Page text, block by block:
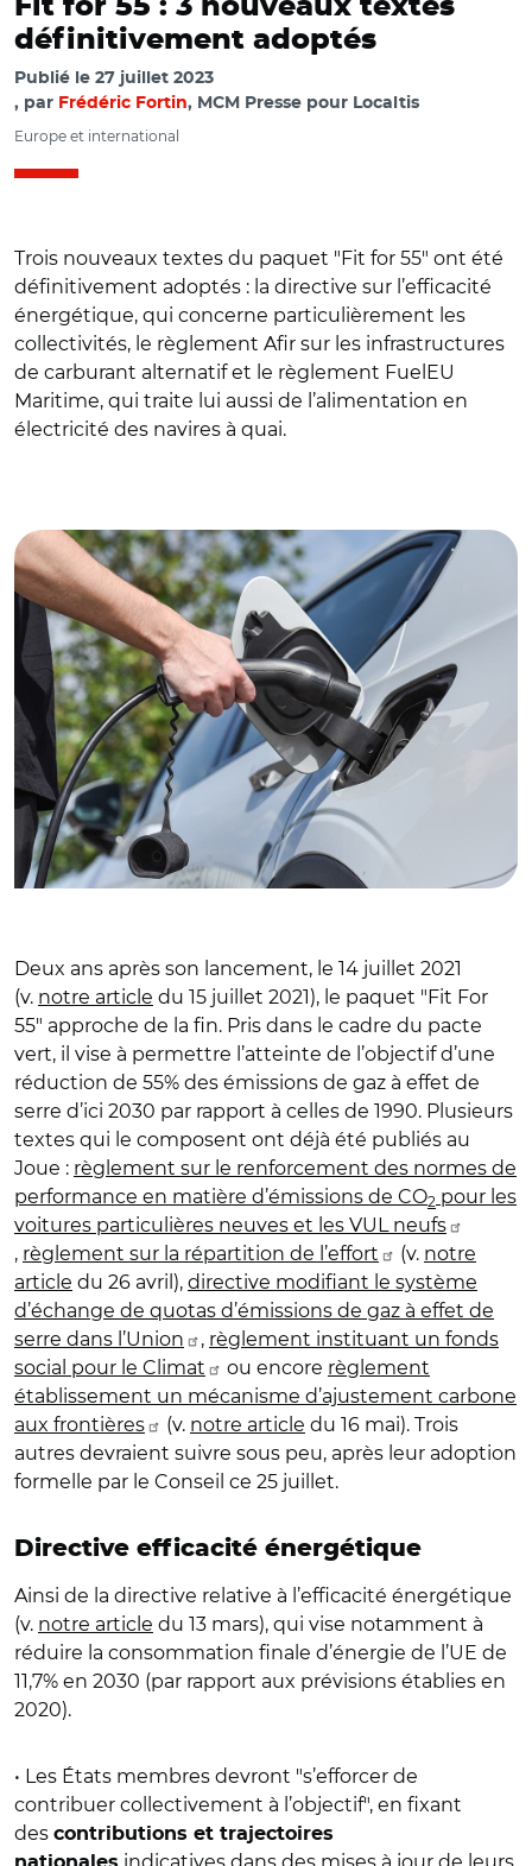
Fit for 55 : 3 nouveaux textes
définitivement adoptés
Publié le 27 juillet 2023
par Frédéric Fortin, MCM Presse pour Localtis
Europe et international
Trois nouveaux textes du paquet "Fit for 55" ont été
définitivement adoptés : la directive sur l’efficacité
énergétique, qui concerne particulièrement les
collectivités, le règlement Afir sur les infrastructures
de carburant alternatif et le règlement FuelEU
Maritime, qui traite lui aussi de l’alimentation en
électricité des navires à quai.
Deux ans après son lancement, le 14 juillet 2021
(v. notre article du 15 juillet 2021), le paquet "Fit For
55" approche de la fin. Pris dans le cadre du pacte
vert, il vise à permettre l’atteinte de l’objectif d’une
réduction de 55% des émissions de gaz à effet de
serre d’ici 2030 par rapport à celles de 1990. Plusieurs
textes qui le composent ont déjà été publiés au
Joue : règlement sur le renforcement des normes de
performance en matière d’émissions de CO2 pour les
voitures particulières neuves et les VUL neufs
, règlement sur la répartition de l’effort (v. notre
article du 26 avril), directive modifiant le système
d’échange de quotas d’émissions de gaz à effet de
serre dans l’Union
, règlement instituant un fonds
social pour le Climat
ou encore règlement
établissement un mécanisme d’ajustement carbone
aux frontières
(v. notre article du 16 mai). Trois
autres devraient suivre sous peu, après leur adoption
formelle par le Conseil ce 25 juillet.
Directive efficacité énergétique
Ainsi de la directive relative à l’efficacité énergétique
(v. notre article du 13 mars), qui vise notamment à
réduire la consommation finale d’énergie de l’UE de
11,7% en 2030 (par rapport aux prévisions établies en
2020).
• Les États membres devront "s’efforcer de
contribuer collectivement à l’objectif", en fixant
des contributions et trajectoires
nationales indicatives dans des mises à jour de leurs